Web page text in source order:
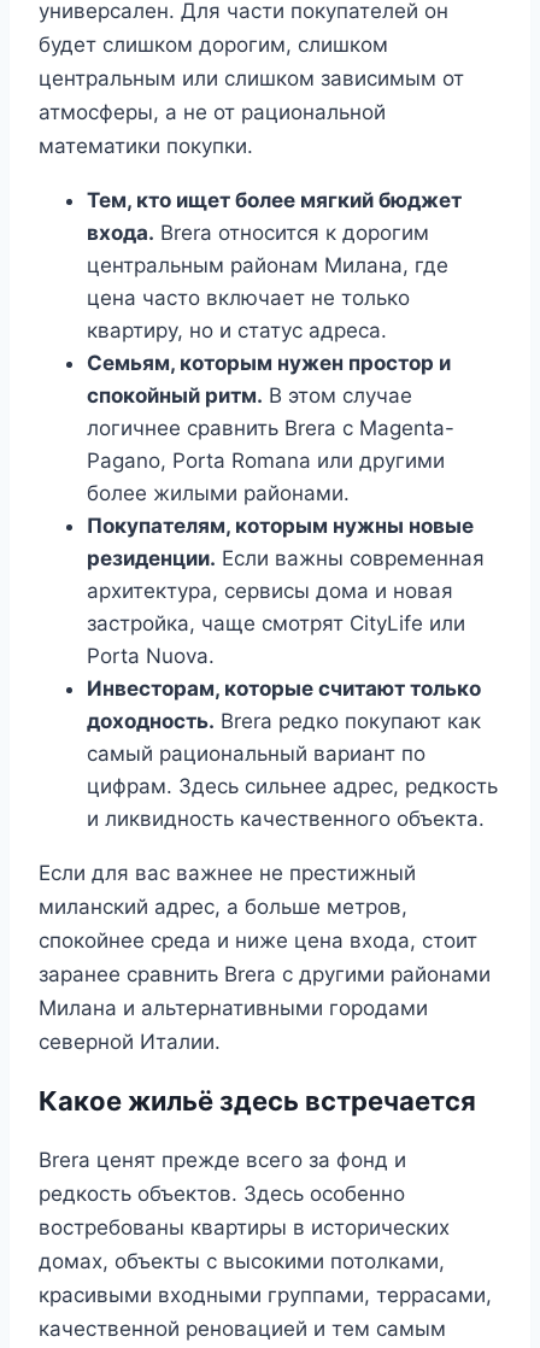
универсален. Для части покупателей он
будет слишком дорогим, слишком
центральным или слишком зависимым от
атмосферы, а не от рациональной
математики покупки.
Тем, кто ищет более мягкий бюджет
входа. Brera относится к дорогим
центральным районам Милана, где
цена часто включает не только
квартиру, но и статус адреса.
Семьям, которым нужен простор и
спокойный ритм. В этом случае
логичнее сравнить Brera с Magenta-
Pagano, Porta Romana или другими
более жилыми районами.
Покупателям, которым нужны новые
резиденции. Если важны современная
архитектура, сервисы дома и новая
застройка, чаще смотрят CityLife или
Porta Nuova.
Инвесторам, которые считают только
доходность. Brera редко покупают как
самый рациональный вариант по
цифрам. Здесь сильнее адрес, редкость
и ликвидность качественного объекта.
Если для вас важнее не престижный
миланский адрес, а больше метров,
спокойнее среда и ниже цена входа, стоит
заранее сравнить Brera с другими районами
Милана и альтернативными городами
северной Италии.
Какое жильё здесь встречается
Brera ценят прежде всего за фонд и
редкость объектов. Здесь особенно
востребованы квартиры в исторических
домах, объекты с высокими потолками,
красивыми входными группами, террасами,
качественной реновацией и тем самым